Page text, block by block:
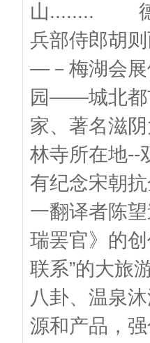
山........ 德
兵部侍郎胡
—－梅湖会展
园——城北都
家、著名滋
林寺所在地--
有纪念宋朝
一翻译者陈
瑞罢官》的
联系”的大旅
八卦、温泉
源和产品，